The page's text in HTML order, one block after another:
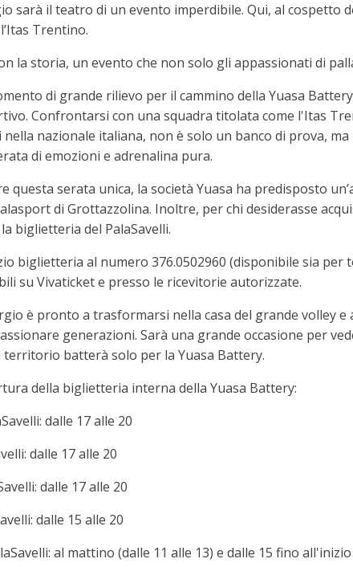
sarà il teatro di un evento imperdibile. Qui, al cospetto
Trentino.
la storia, un evento che non solo gli appassionati di
di grande rilievo per il cammino della Yuasa
Confrontarsi con una squadra titolata come l'Itas
nazionale italiana, non è solo un banco di prova,
di emozioni e adrenalina pura.
questa serata unica, la società Yuasa ha predisposto
di Grottazzolina. Inoltre, per chi desiderasse
biglietteria del PalaSavelli.
biglietteria al numero 376.0502960 (disponibile sia per
su Vivaticket e presso le ricevitorie autorizzate.
è pronto a trasformarsi nella casa del grande volley
generazioni. Sarà una grande occasione per
batterà solo per la Yuasa Battery.
della biglietteria interna della Yuasa Battery:
dalle 17 alle 20
dalle 17 alle 20
dalle 17 alle 20
dalle 15 alle 20
al mattino (dalle 11 alle 13) e dalle 15 fino